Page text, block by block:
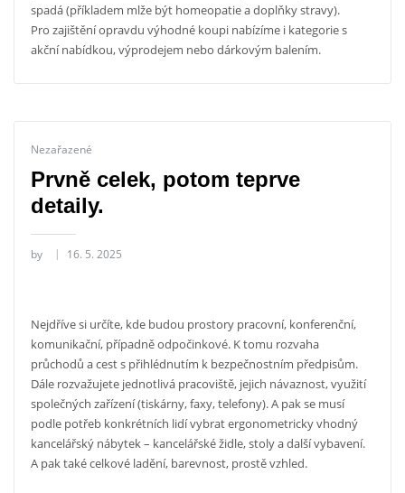
spadá (příkladem mlže být homeopatie a doplňky stravy).
Pro zajištění opravdu výhodné koupi nabízíme i kategorie s
akční nabídkou, výprodejem nebo dárkovým balením.
Nezařazené
Prvně celek, potom teprve
detaily.
by 16. 5. 2025
Nejdříve si určíte, kde budou prostory pracovní, konferenční,
komunikační, případně odpočinkové. K tomu rozvaha
průchodů a cest s přihlédnutím k bezpečnostním předpisům.
Dále rozvažujete jednotlivá pracoviště, jejich návaznost, využití
společných zařízení (tiskárny, faxy, telefony). A pak se musí
podle potřeb konkrétních lidí vybrat ergonometricky vhodný
kancelářský nábytek – kancelářské židle, stoly a další vybavení.
A pak také celkové ladění, barevnost, prostě vzhled.